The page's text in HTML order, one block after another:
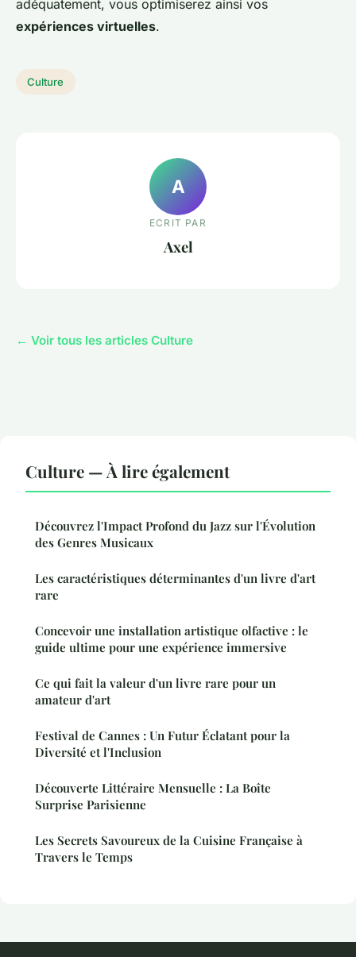
adéquatement, vous optimiserez ainsi vos
expériences virtuelles.
Culture
A
ECRIT PAR
Axel
← Voir tous les articles Culture
Culture — À lire également
Découvrez l'Impact Profond du Jazz sur l'Évolution
des Genres Musicaux
Les caractéristiques déterminantes d'un livre d'art
rare
Concevoir une installation artistique olfactive : le
guide ultime pour une expérience immersive
Ce qui fait la valeur d'un livre rare pour un
amateur d'art
Festival de Cannes : Un Futur Éclatant pour la
Diversité et l'Inclusion
Découverte Littéraire Mensuelle : La Boîte
Surprise Parisienne
Les Secrets Savoureux de la Cuisine Française à
Travers le Temps